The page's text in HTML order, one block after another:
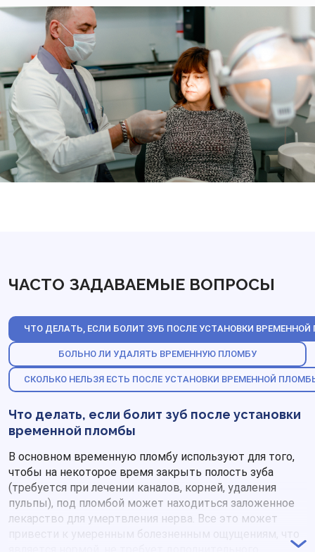
Желательно ограничить пережевывание на
стороне, где располагается проблемный зуб,
особенно первые два часа после установки.
Исключить жевательные резинки, сладости,
имеющие тянущую структуру.
Ежедневная и правильная гигиена ротовой полости.
Если появляется ощущение, что часть пломбы или вся
она выпала, то нужно сразу обращаться к стоматологу.
В зависимости от ситуации он примет решение о
повторной установке или продолжении лечения.
ЧАСТО ЗАДАВАЕМЫЕ ВОПРОСЫ
ЧТО ДЕЛАТЬ, ЕСЛИ БОЛИТ ЗУБ ПОСЛЕ УСТАНОВКИ
БОЛЬНО ЛИ УДАЛЯТЬ ВРЕМЕННУЮ ПЛОМБУ
СКОЛЬКО НЕЛЬЗЯ ЕСТЬ ПОСЛЕ УСТАНОВКИ ВРЕМЕННОЙ
Что делать, если болит зуб после установки
временной пломбы
В основном временную пломбу используют для того,
чтобы на некоторое время закрыть полость зуба
(требуется при лечении каналов, корней, удаления
пульпы), под пломбой может находиться заложенное
лекарство для умертвления нерва. Все это может